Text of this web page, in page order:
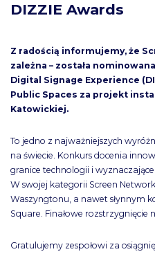
DIZZIE Awards
Z radością informujemy, że
zależna – została
Digital Signage Experience
Public Spaces za projekt
Katowickiej.
To jedno z najważniejszych
na świecie. Konkurs docenia
granice technologii i
W swojej kategorii Screen
Waszyngtonu, a nawet słynnym
Square. Finałowe rozstrzygnięcie
Gratulujemy zespołowi za